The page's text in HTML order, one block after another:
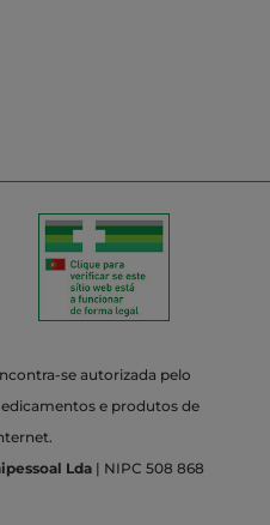
se autorizada pelo
e produtos de
Lda | NIPC 508 868